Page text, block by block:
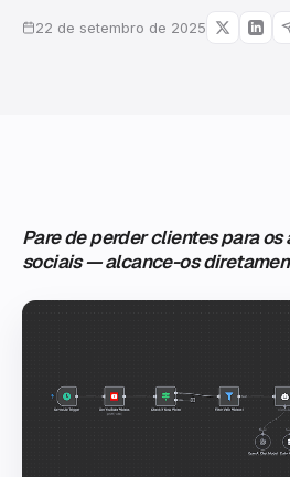
22 de setembro de 2025
Pare de perder clientes para
sociais — alcance-os